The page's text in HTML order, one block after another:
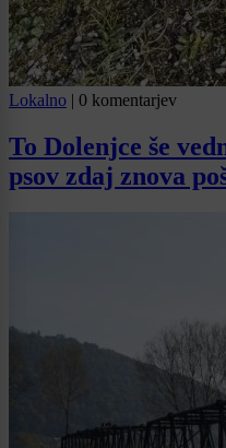
Lokalno | 0 komentarjev
To Dolenjce še
psov zdaj znova